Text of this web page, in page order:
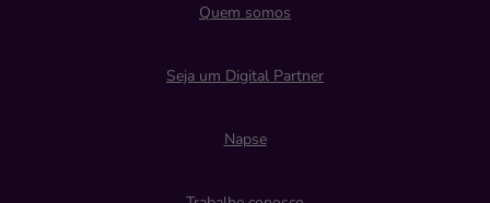
Quem somos
Seja um Digital Partner
Napse